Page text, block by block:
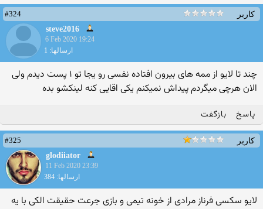
کاربر
#324
steve2016
6 Feb 2020 19:24
ارسالها: 1
چند تا لایو از ممه های بیرون افتاده نفسی رو یجا تو ۱ پست دیدم ولی
الان هرچی میگردم پیداش نمیکنم یکی اقایی کنه لینکشو بده
پاسخ بازگفت
کاربر
#325
glodiiator
11 Feb 2020 23:39
ارسالها: 384
لایو سکسی فرناز مرادی از خونه تیمی و بازی جرعت حقیقت الکی با یه